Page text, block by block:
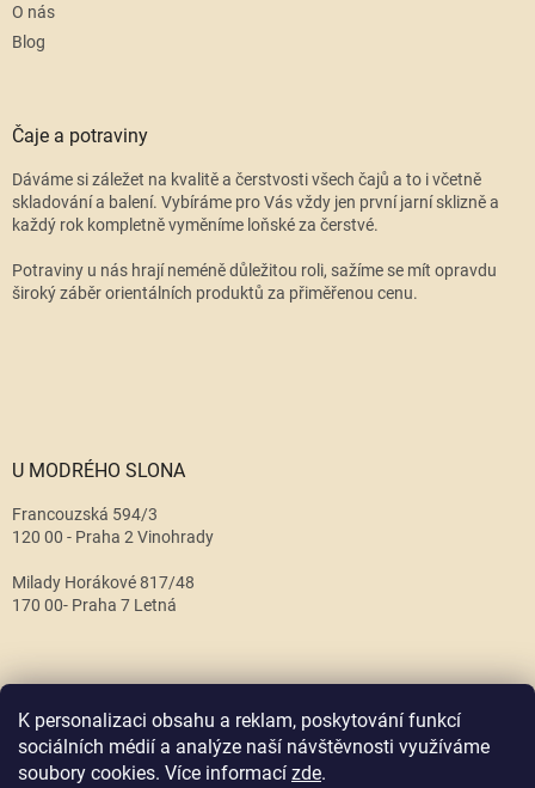
K personalizaci obsahu a reklam, poskytování funkcí
sociálních médií a analýze naší návštěvnosti využíváme
soubory cookies. Více informací zde.
O nás
Blog
Čaje a potraviny
Dáváme si záležet na kvalitě a čerstvosti všech čajů a to i včetně
skladování a balení. Vybíráme pro Vás vždy jen první jarní sklizně a
každý rok kompletně vyměníme loňské za čerstvé.
Potraviny u nás hrají neméně důležitou roli, sažíme se mít opravdu
široký záběr orientálních produktů za přiměřenou cenu.
U MODRÉHO SLONA
Francouzská 594/3
120 00 - Praha 2 Vinohrady
Milady Horákové 817/48
170 00- Praha 7 Letná